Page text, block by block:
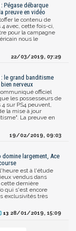
Pégase débarque
preuve en vidéo
le contenu de
4 avec, cette fois-ci,
pour la campagne
nous le
22/03/2019, 07:29
le grand banditisme
nerveux
officiel
les possesseurs de
sur PS4 peuvent,
la mise à jour
La preuve en
19/02/2019, 09:03
domine largement, Ace
est à l'étude
vendus dans
cette dernière
qui s'est encore
exclusivités très
13 28/01/2019, 15:09